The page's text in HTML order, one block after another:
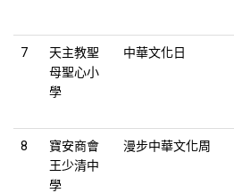
7
天主教聖
母聖心小
學
中華文化日
8
寶安商會
王少清中
學
漫步中華文化周